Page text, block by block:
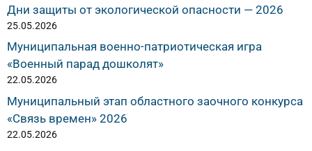
Дни защиты от экологической опасности — 2026
25.05.2026
Муниципальная военно-патриотическая игра
«Военный парад дошколят»
22.05.2026
Муниципальный этап областного заочного конкурса
«Связь времен» 2026
22.05.2026